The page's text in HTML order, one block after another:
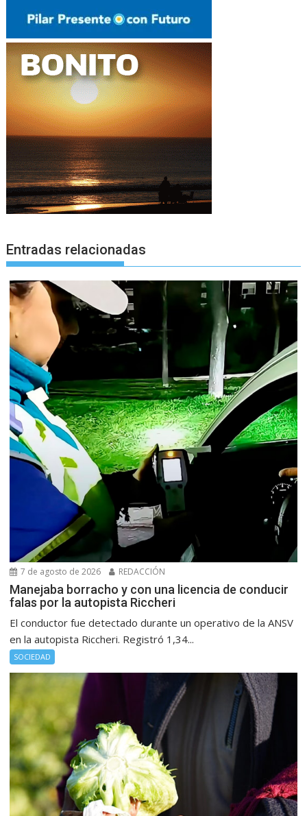
Entradas relacionadas
7 de agosto de 2026 REDACCIÓN
Manejaba borracho y con una licencia de conducir
falas por la autopista Riccheri
El conductor fue detectado durante un operativo de la ANSV
en la autopista Riccheri. Registró 1,34...
SOCIEDAD